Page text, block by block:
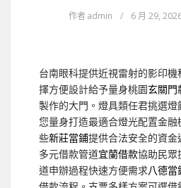
作者admin / 6 月 29,
台南眼科提供近視雷射的影印
擇方便設計給予量身桃園玄關門
製作的大門。燈具類任君挑選燈
您量身打造最適合燈光配置金
些新莊當鋪提供合法安全的資
多元借款管道宜蘭借款協助民眾
道申辦過程快速方便需求八德當